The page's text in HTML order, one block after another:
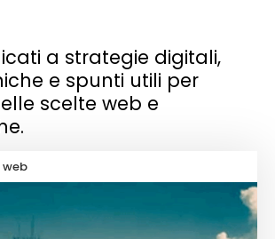
a strategie digitali,
e spunti utili per
scelte web e
web